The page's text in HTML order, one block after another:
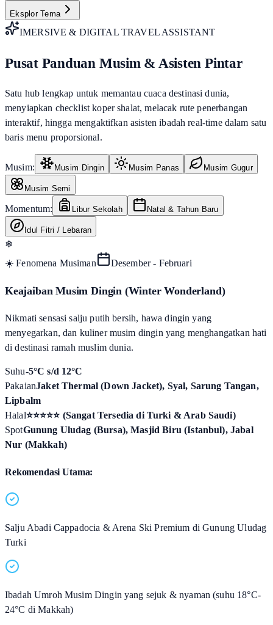
Eksplor Tema
IMERSIVE & DIGITAL TRAVEL ASSISTANT
Pusat Panduan Musim & Asisten Pintar
Satu hub lengkap untuk memantau cuaca destinasi dunia,
menyiapkan checklist koper shalat, melacak rute penerbangan
interaktif, hingga mengaktifkan asisten ibadah real-time dalam satu
baris menu proporsional.
Musim: Musim Dingin Musim Panas Musim Gugur
Musim Semi
Momentum: Libur Sekolah Natal & Tahun Baru
Idul Fitri / Lebaran
❄
☀️ Fenomena Musiman
Desember - Februari
Keajaiban Musim Dingin (Winter Wonderland)
Nikmati sensasi salju putih bersih, hawa dingin yang
menyegarkan, dan kuliner musim dingin yang menghangatkan hati
di destinasi ramah muslim dunia.
Suhu-5°C s/d 12°C
PakaianJaket Thermal (Down Jacket), Syal, Sarung Tangan,
Lipbalm
Halal⭐⭐⭐⭐⭐ (Sangat Tersedia di Turki & Arab Saudi)
SpotGunung Uludag (Bursa), Masjid Biru (Istanbul), Jabal
Nur (Makkah)
Rekomendasi Utama:
Salju Abadi Cappadocia & Arena Ski Premium di Gunung Uludag
Turki
Ibadah Umroh Musim Dingin yang sejuk & nyaman (suhu 18°C-
24°C di Makkah)